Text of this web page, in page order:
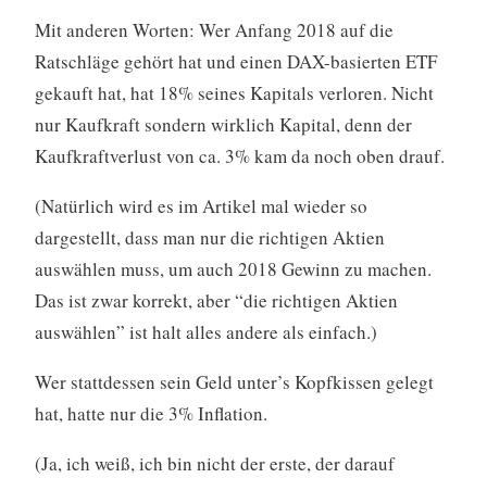
Mit anderen Worten: Wer Anfang 2018 auf die
Ratschläge gehört hat und einen DAX-basierten ETF
gekauft hat, hat 18% seines Kapitals verloren. Nicht
nur Kaufkraft sondern wirklich Kapital, denn der
Kaufkraftverlust von ca. 3% kam da noch oben drauf.
(Natürlich wird es im Artikel mal wieder so
dargestellt, dass man nur die richtigen Aktien
auswählen muss, um auch 2018 Gewinn zu machen.
Das ist zwar korrekt, aber “die richtigen Aktien
auswählen” ist halt alles andere als einfach.)
Wer stattdessen sein Geld unter’s Kopfkissen gelegt
hat, hatte nur die 3% Inflation.
(Ja, ich weiß, ich bin nicht der erste, der darauf